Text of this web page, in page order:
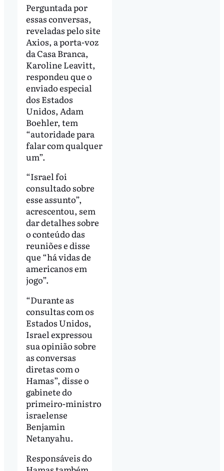
Perguntada por
essas conversas,
reveladas pelo site
Axios, a porta-voz
da Casa Branca,
Karoline Leavitt,
respondeu que o
enviado especial
dos Estados
Unidos, Adam
Boehler, tem
“autoridade para
falar com qualquer
um”.
“Israel foi
consultado sobre
esse assunto”,
acrescentou, sem
dar detalhes sobre
o conteúdo das
reuniões e disse
que “há vidas de
americanos em
jogo”.
“Durante as
consultas com os
Estados Unidos,
Israel expressou
sua opinião sobre
as conversas
diretas com o
Hamas”, disse o
gabinete do
primeiro-ministro
israelense
Benjamin
Netanyahu.
Responsáveis do